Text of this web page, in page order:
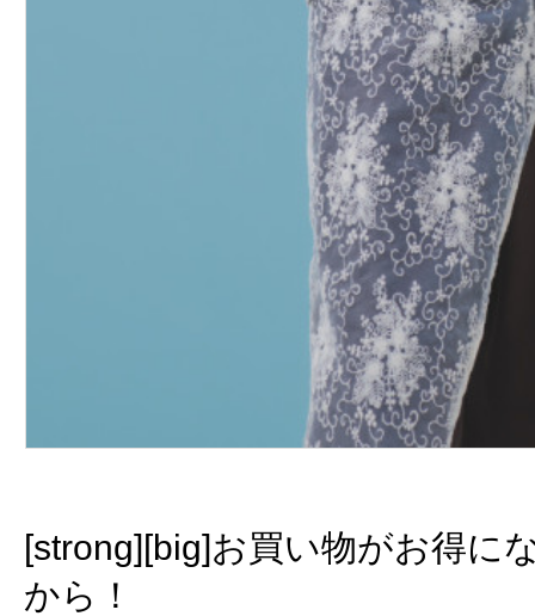
[strong][big]お買い物がお得に
から！